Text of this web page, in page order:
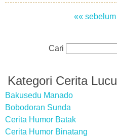
«« sebelum
Cari
Kategori Cerita Lucu
Bakusedu Manado
Bobodoran Sunda
Cerita Humor Batak
Cerita Humor Binatang